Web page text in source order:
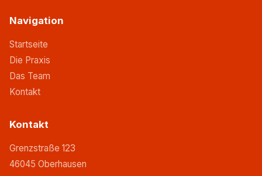
Navigation
Startseite
Die Praxis
Das Team
Kontakt
Kontakt
Grenzstraße 123
46045 Oberhausen